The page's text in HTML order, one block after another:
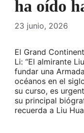
ha oído
23 junio, 2026
El Grand
Li: “El almirante
fundar una
océanos en el
su curso, es
su principal
recuerda a Liu